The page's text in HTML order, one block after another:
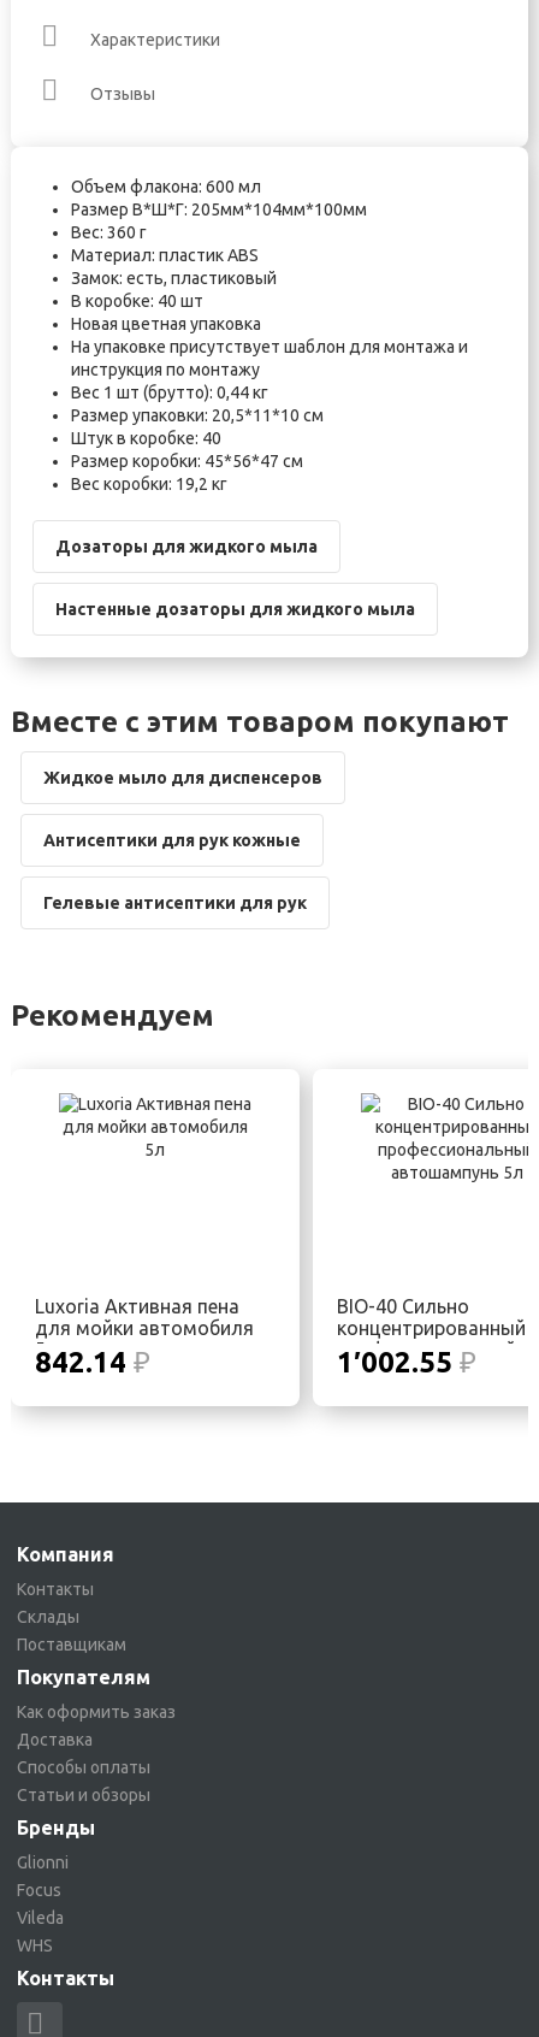
Характеристики
Отзывы
Объем флакона: 600 мл
Размер В*Ш*Г: 205мм*104мм*100мм
Вес: 360 г
Материал: пластик ABS
Замок: есть, пластиковый
В коробке: 40 шт
Новая цветная упаковка
На упаковке присутствует шаблон для монтажа и
инструкция по монтажу
Вес 1 шт (брутто): 0,44 кг
Размер упаковки: 20,5*11*10 см
Штук в коробке: 40
Размер коробки: 45*56*47 см
Вес коробки: 19,2 кг
Дозаторы для жидкого мыла
Настенные дозаторы для жидкого мыла
Вместе с этим товаром покупают
Жидкое мыло для диспенсеров
Антисептики для рук кожные
Гелевые антисептики для рук
Рекомендуем
Luxoria Активная пена
для мойки автомобиля
5л
842.14 ₽
BIO-40 Сильно
концентрированный
профессиональный
автошампунь 5л
1′002.55 ₽
Компания
Контакты
Склады
Поставщикам
Покупателям
Как оформить заказ
Доставка
Способы оплаты
Статьи и обзоры
Бренды
Glionni
Focus
Vileda
WHS
Контакты